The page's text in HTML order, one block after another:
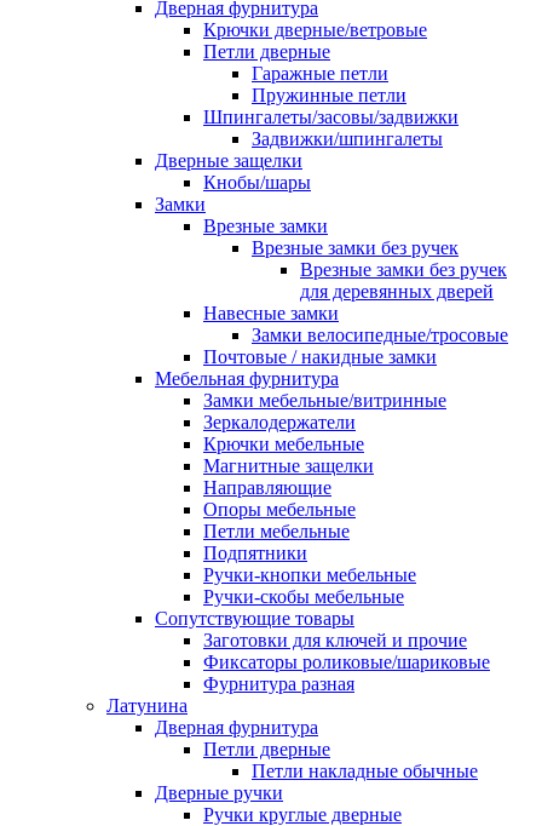
Дверная фурнитура
Крючки дверные/ветровые
Петли дверные
Гаражные петли
Пружинные петли
Шпингалеты/засовы/задвижки
Задвижки/шпингалеты
Дверные защелки
Кнобы/шары
Замки
Врезные замки
Врезные замки без ручек
Врезные замки без ручек
для деревянных дверей
Навесные замки
Замки велосипедные/тросовые
Почтовые / накидные замки
Мебельная фурнитура
Замки мебельные/витринные
Зеркалодержатели
Крючки мебельные
Магнитные защелки
Направляющие
Опоры мебельные
Петли мебельные
Подпятники
Ручки-кнопки мебельные
Ручки-скобы мебельные
Сопутствующие товары
Заготовки для ключей и прочие
Фиксаторы роликовые/шариковые
Фурнитура разная
Латунина
Дверная фурнитура
Петли дверные
Петли накладные обычные
Дверные ручки
Ручки круглые дверные